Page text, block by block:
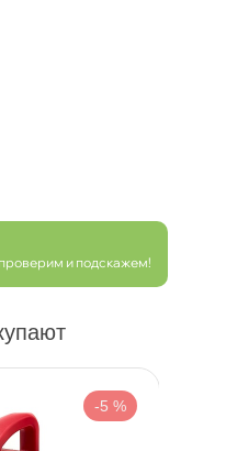
проверим и подскажем!
-5 %